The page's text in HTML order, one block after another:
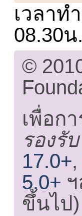
เวลาท
08.30
©
เพื่อก
รองรั
17.0+,
5.0+
ขึ้นไป